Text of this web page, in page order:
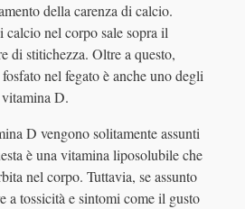
della carenza di calcio.
nel corpo sale sopra il
di stitichezza. Oltre a questo,
nel fegato è anche uno degli
D.
D vengono solitamente assunti
è una vitamina liposolubile che
nel corpo. Tuttavia, se assunto
a tossicità e sintomi come il gusto